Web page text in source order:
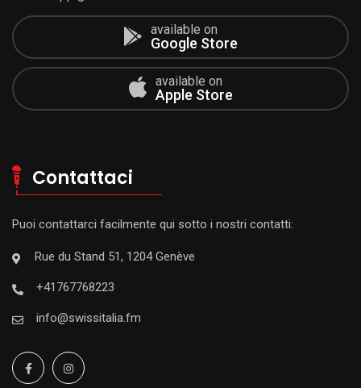
available on
Google Store
available on
Apple Store
Contattaci
Puoi contattarci facilmente qui sotto i nostri contatti:
Rue du Stand 51, 1204 Genève
+41767768223
info@swissitalia.fm